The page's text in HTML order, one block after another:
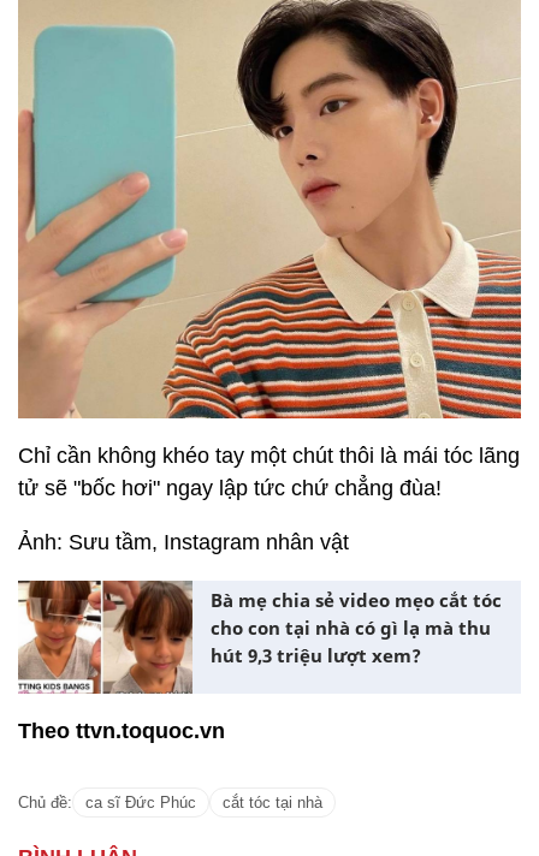
Chỉ cần không khéo tay một chút thôi là mái tóc lãng
tử sẽ "bốc hơi" ngay lập tức chứ chẳng đùa!
Ảnh: Sưu tầm, Instagram nhân vật
Bà mẹ chia sẻ video mẹo cắt tóc
cho con tại nhà có gì lạ mà thu
hút 9,3 triệu lượt xem?
Theo ttvn.toquoc.vn
Chủ đề: ca sĩ Đức Phúc cắt tóc tại nhà